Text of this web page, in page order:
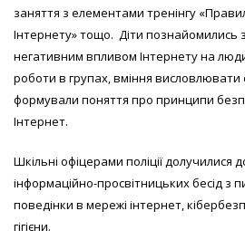
заняття з елементами тренінгу
Інтернету» тощо. Діти познайомились
негативним впливом Інтернету на
роботи в групах, вміння висловлювати
формували поняття про принципи
Інтернет.
Шкільні офіцерами поліції долучилися
інформаційно-просвітницьких бесід з
поведінки в мережі інтернет,
гігієни.